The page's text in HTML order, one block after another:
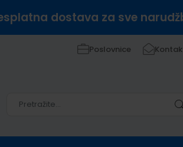
dostava za sve
Poslovnice